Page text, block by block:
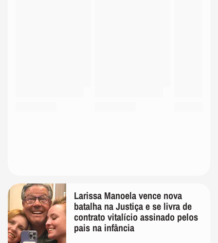
Larissa Manoela vence nova
batalha na Justiça e se livra de
contrato vitalício assinado pelos
pais na infância